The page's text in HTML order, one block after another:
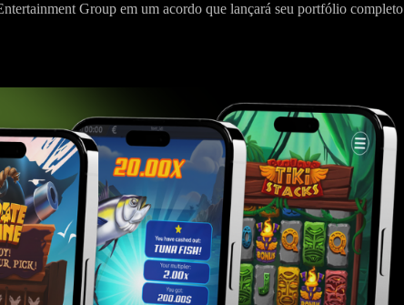
Group em um acordo que lançará seu portfólio completo